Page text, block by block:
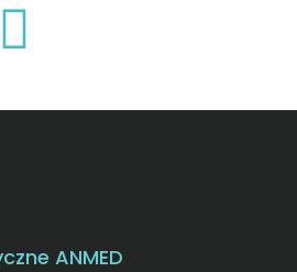
ANMED